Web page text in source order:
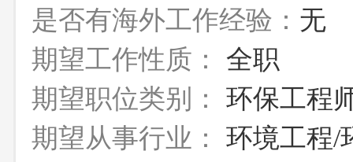
是否有海外工作经验： 无
期望工作性质：
全职
期望职位类别：
环保工程
期望从事行业：
环境工程/